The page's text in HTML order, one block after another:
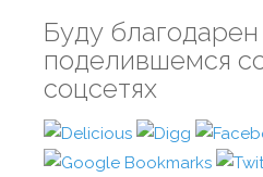
Буду
поделившемся
соцсетях